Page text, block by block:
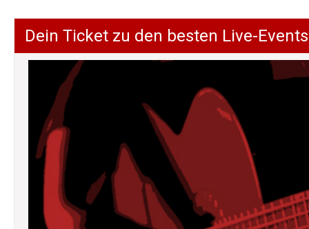
Dein Ticket zu den besten Live-Events